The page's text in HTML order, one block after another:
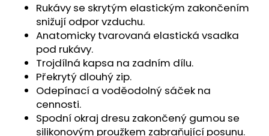
Rukávy se skrytým elastickým zakončením
snižují odpor vzduchu.
Anatomicky tvarovaná elastická vsadka
pod rukávy.
Trojdílná kapsa na zadním dílu.
Překrytý dlouhý zip.
Odepínací a voděodolný sáček na
cennosti.
Spodní okraj dresu zakončený gumou se
silikonovým proužkem zabraňující posunu.
2026
Kč